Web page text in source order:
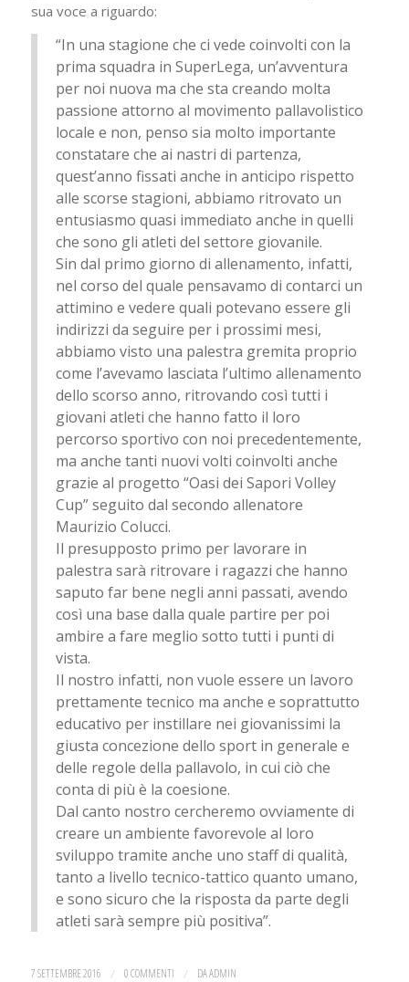
sua voce a riguardo:
“In una stagione che ci vede coinvolti con la
prima squadra in SuperLega, un’avventura
per noi nuova ma che sta creando molta
passione attorno al movimento pallavolistico
locale e non, penso sia molto importante
constatare che ai nastri di partenza,
quest’anno fissati anche in anticipo rispetto
alle scorse stagioni, abbiamo ritrovato un
entusiasmo quasi immediato anche in quelli
che sono gli atleti del settore giovanile.
Sin dal primo giorno di allenamento, infatti,
nel corso del quale pensavamo di contarci un
attimino e vedere quali potevano essere gli
indirizzi da seguire per i prossimi mesi,
abbiamo visto una palestra gremita proprio
come l’avevamo lasciata l’ultimo allenamento
dello scorso anno, ritrovando così tutti i
giovani atleti che hanno fatto il loro
percorso sportivo con noi precedentemente,
ma anche tanti nuovi volti coinvolti anche
grazie al progetto “Oasi dei Sapori Volley
Cup” seguito dal secondo allenatore
Maurizio Colucci.
Il presupposto primo per lavorare in
palestra sarà ritrovare i ragazzi che hanno
saputo far bene negli anni passati, avendo
così una base dalla quale partire per poi
ambire a fare meglio sotto tutti i punti di
vista.
Il nostro infatti, non vuole essere un lavoro
prettamente tecnico ma anche e soprattutto
educativo per instillare nei giovanissimi la
giusta concezione dello sport in generale e
delle regole della pallavolo, in cui ciò che
conta di più è la coesione.
Dal canto nostro cercheremo ovviamente di
creare un ambiente favorevole al loro
sviluppo tramite anche uno staff di qualità,
tanto a livello tecnico-tattico quanto umano,
e sono sicuro che la risposta da parte degli
atleti sarà sempre più positiva”.
7 SETTEMBRE 2016 / 0 COMMENTI / DAADMIN